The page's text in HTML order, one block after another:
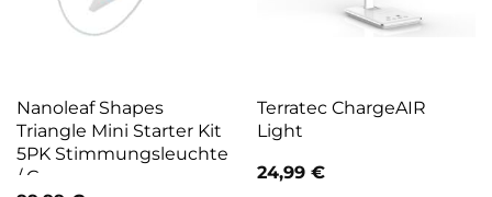
Nanoleaf Shapes
Triangle Mini Starter Kit
5PK Stimmungsleuchte
/ G
Terratec ChargeAIR
Light
24,99 €